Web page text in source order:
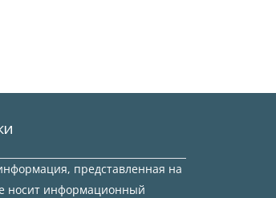
представленная на
носит информационный